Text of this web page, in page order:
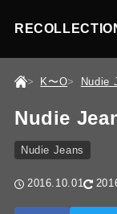
K〜O Nudie
Nudie
Nudie Jeans
2016.10.01